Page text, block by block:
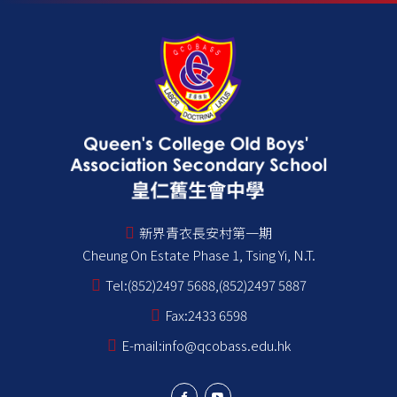
新界青衣長安村第一期
Cheung On Estate Phase 1, Tsing Yi, N.T.
Tel:(852)2497 5688,(852)2497 5887
Fax:2433 6598
E-mail:info@qcobass.edu.hk